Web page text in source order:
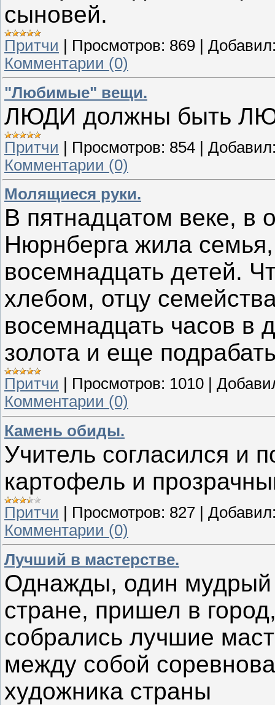
сыновей.
Притчи Просмотров: 869
Комментарии (0)
"Любимые" вещи.
ЛЮДИ должны быть
Притчи | Просмотров: 854 |
Комментарии (0)
Молящиеся руки.
В пятнадцатом веке, в
Нюрнберга жила
восемнадцать детей.
хлебом, отцу
восемнадцать часов в
золота и еще
Притчи Просмотров: 1010
Комментарии (0)
Камень обиды.
Учитель согласился и
картофель и
Притчи Просмотров: 827
Комментарии (0)
Лучший в мастерстве.
Однажды, один мудрый
стране, пришел в
собрались лучшие
между собой
художника страны